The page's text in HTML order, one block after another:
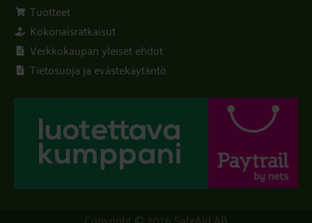
Tuotteet
Kokonaisratkaisut
Verkkokaupan yleiset ehdot
Tietosuoja ja evästekäytäntö